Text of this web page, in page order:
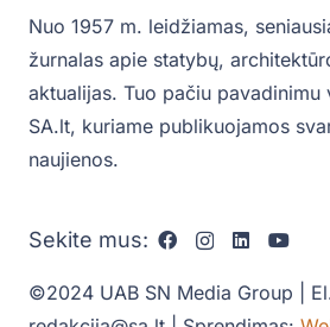
Nuo 1957 m. leidžiamas,
žurnalas apie statybų,
aktualijas. Tuo pačiu
SA.lt, kuriame publikuojamos
naujienos.
Sekite mus:
©2024 UAB SN Media Group |